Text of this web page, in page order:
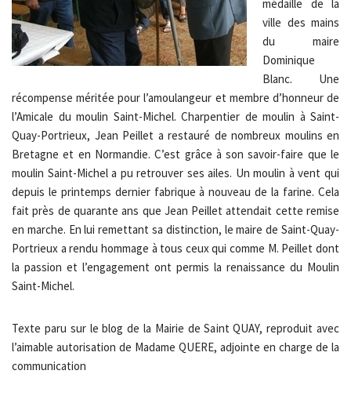
médaille de la
ville des mains
du maire
Dominique
Blanc. Une
récompense méritée pour l’amoulangeur et membre d’honneur de
l’Amicale du moulin Saint-Michel. Charpentier de moulin à Saint-
Quay-Portrieux, Jean Peillet a restauré de nombreux moulins en
Bretagne et en Normandie. C’est grâce à son savoir-faire que le
moulin Saint-Michel a pu retrouver ses ailes. Un moulin à vent qui
depuis le printemps dernier fabrique à nouveau de la farine. Cela
fait près de quarante ans que Jean Peillet attendait cette remise
en marche. En lui remettant sa distinction, le maire de Saint-Quay-
Portrieux a rendu hommage à tous ceux qui comme M. Peillet dont
la passion et l’engagement ont permis la renaissance du Moulin
Saint-Michel.
Texte paru sur le blog de la Mairie de Saint QUAY, reproduit avec
l’aimable autorisation de Madame QUERE, adjointe en charge de la
communication